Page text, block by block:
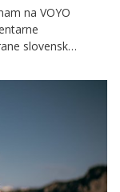
na VOYO
slovenske
čakajo na